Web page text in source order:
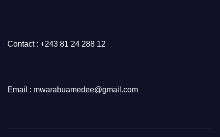
Contact : +243 81 24 288 12
Email : mwarabuamedee@gmail.com